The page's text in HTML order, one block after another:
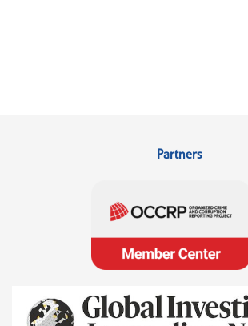
Partners